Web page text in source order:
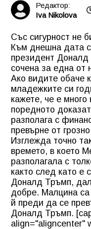
Редактор:
Iva Nikolova
Със сигурност не
Към днешна дата
президент
сочена за една от
Ако видите обаче
младежките си
кажете, че е
поредното
разполага с
превърне от
Изглежда точно
времето, в което
разполагала с
както след като е
Доналд Тръмп,
добре. Малцина са
й преди да се
Доналд Тръмп.
align="aligncenter"